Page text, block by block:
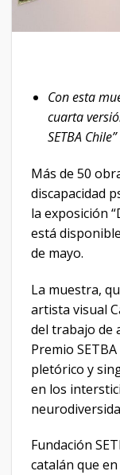
Con esta
cuarta
SETBA Chile”
Más de 50
discapacidad
la exposición
está
de mayo.
La muestra,
artista visual
del trabajo de
Premio
pletórico y
en los
Fundación
catalán que